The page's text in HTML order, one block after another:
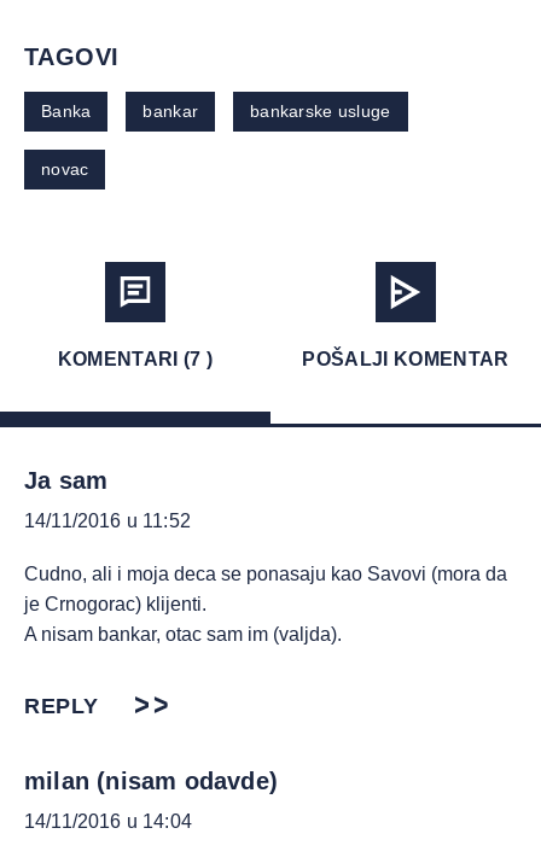
TAGOVI
Banka bankar bankarske usluge
novac
KOMENTARI (7 ) POŠALJI KOMENTAR
Ja sam
14/11/2016 u 11:52
Cudno, ali i moja deca se ponasaju kao Savovi (mora da
je Crnogorac) klijenti.
A nisam bankar, otac sam im (valjda).
REPLY
milan (nisam odavde)
14/11/2016 u 14:04